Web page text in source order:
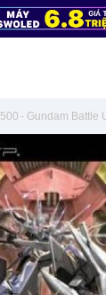
500 - Gundam Battle